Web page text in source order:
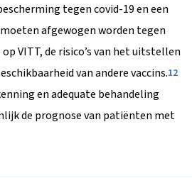
tegen covid-19 en een
afgewogen worden tegen
VITT, de risico’s van het uitstellen
van andere vaccins.12
en adequate behandeling
de prognose van patiënten met